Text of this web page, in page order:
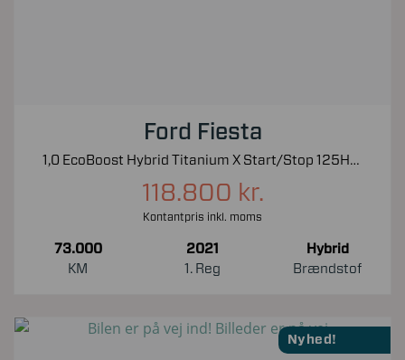
Ford Fiesta
1,0 EcoBoost Hybrid Titanium X Start/Stop 125HK 5d 6g
118.800 kr.
Kontantpris inkl. moms
73.000
KM
2021
1. Reg
Hybrid
Brændstof
Nyhed!